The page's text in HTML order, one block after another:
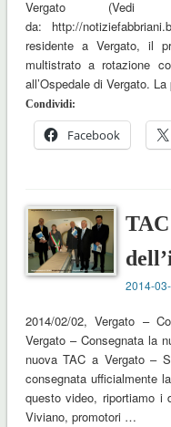
Vergato (Vedi
da: http://
residente a Vergato, il
multistrato a rotazione
all’Ospedale di Vergato.
Condividi:
Facebook
2014-
2014/02/02, Vergato –
Vergato – Consegnata la
nuova TAC a Vergato –
consegnata ufficialmente
questo video, riportiamo i
Viviano, promotori …